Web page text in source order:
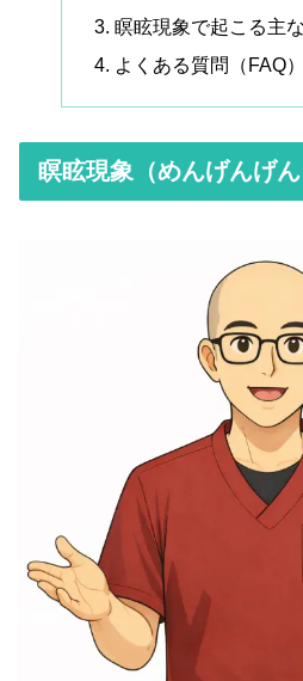
瞑眩現象で起こる主
よくある質問（FAQ）
瞑眩現象（めんげんげ